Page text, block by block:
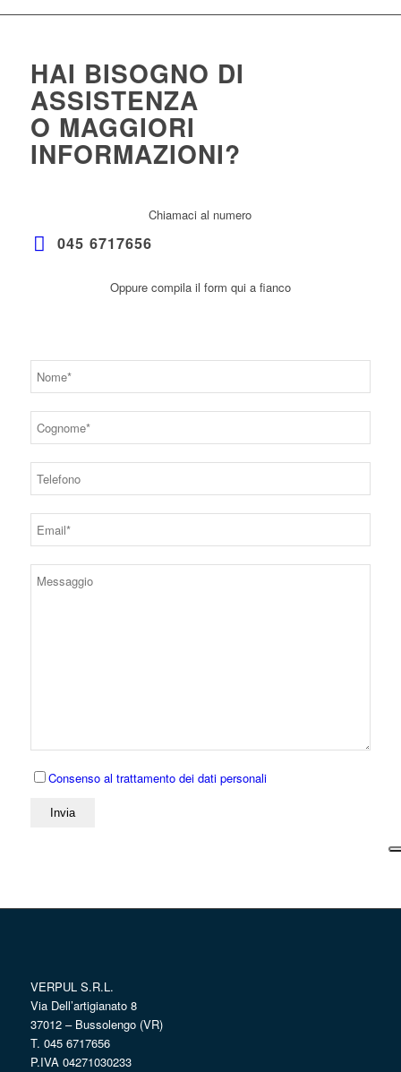
HAI BISOGNO DI
ASSISTENZA
O MAGGIORI
INFORMAZIONI?
Chiamaci al numero
045 6717656
Oppure compila il form qui a fianco
Consenso al trattamento dei dati personali
VERPUL S.R.L.
Via Dell’artigianato 8
37012 – Bussolengo (VR)
T. 045 6717656
P.IVA 04271030233